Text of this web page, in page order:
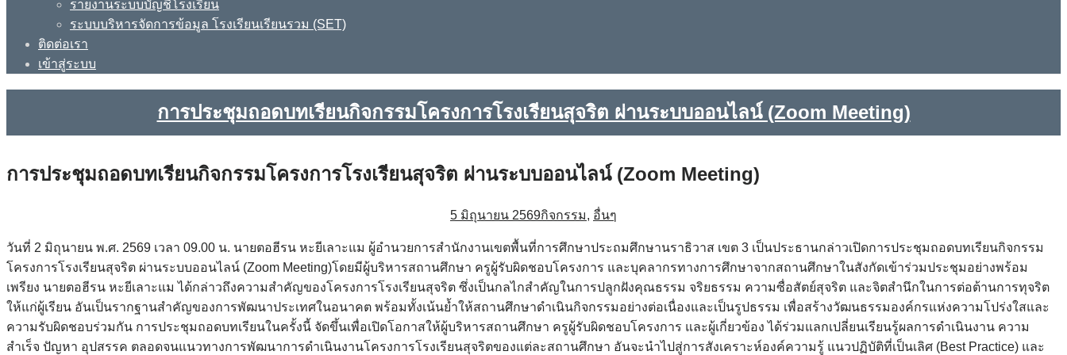
รายงานระบบบัญชีโรงเรียน
ระบบบริหารจัดการข้อมูล โรงเรียนเรียนรวม (SET)
ติดต่อเรา
เข้าสู่ระบบ
การประชุมถอดบทเรียนกิจกรรมโครงการโรงเรียนสุจริต ผ่านระบบออนไลน์ (Zoom Meeting)
การประชุมถอดบทเรียนกิจกรรมโครงการโรงเรียนสุจริต ผ่านระบบออนไลน์ (Zoom Meeting)
5 มิถุนายน 2569กิจกรรม, อื่นๆ
วันที่ 2 มิถุนายน พ.ศ. 2569 เวลา 09.00 น. นายตอฮีรน หะยีเลาะแม ผู้อำนวยการสำนักงานเขตพื้นที่การศึกษาประถมศึกษานราธิวาส เขต 3 เป็นประธานกล่าวเปิดการประชุมถอดบทเรียนกิจกรรม
โครงการโรงเรียนสุจริต ผ่านระบบออนไลน์ (Zoom Meeting)โดยมีผู้บริหารสถานศึกษา ครูผู้รับผิดชอบโครงการ และบุคลากรทางการศึกษาจากสถานศึกษาในสังกัดเข้าร่วมประชุมอย่างพร้อม
เพรียง นายตอฮีรน หะยีเลาะแม ได้กล่าวถึงความสำคัญของโครงการโรงเรียนสุจริต ซึ่งเป็นกลไกสำคัญในการปลูกฝังคุณธรรม จริยธรรม ความซื่อสัตย์สุจริต และจิตสำนึกในการต่อต้านการทุจริต
ให้แก่ผู้เรียน อันเป็นรากฐานสำคัญของการพัฒนาประเทศในอนาคต พร้อมทั้งเน้นย้ำให้สถานศึกษาดำเนินกิจกรรมอย่างต่อเนื่องและเป็นรูปธรรม เพื่อสร้างวัฒนธรรมองค์กรแห่งความโปร่งใสและ
ความรับผิดชอบร่วมกัน การประชุมถอดบทเรียนในครั้งนี้ จัดขึ้นเพื่อเปิดโอกาสให้ผู้บริหารสถานศึกษา ครูผู้รับผิดชอบโครงการ และผู้เกี่ยวข้อง ได้ร่วมแลกเปลี่ยนเรียนรู้ผลการดำเนินงาน ความ
สำเร็จ ปัญหา อุปสรรค ตลอดจนแนวทางการพัฒนาการดำเนินงานโครงการโรงเรียนสุจริตของแต่ละสถานศึกษา อันจะนำไปสู่การสังเคราะห์องค์ความรู้ แนวปฏิบัติที่เป็นเลิศ (Best Practice) และ